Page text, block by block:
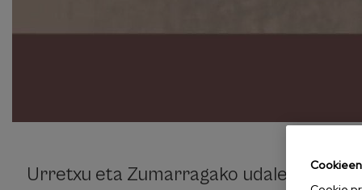
Urretxu eta Zumarragako udaletako